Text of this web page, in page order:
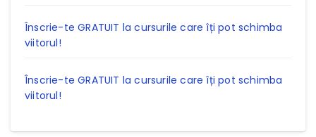
Înscrie-te GRATUIT la cursurile care îți pot schimba
viitorul!
Înscrie-te GRATUIT la cursurile care îți pot schimba
viitorul!